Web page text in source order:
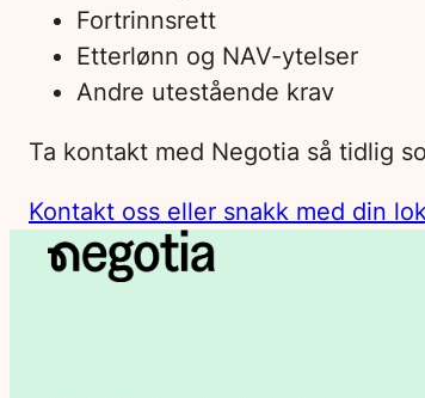
Fortrinnsrett
Etterlønn og NAV-ytelser
Andre utestående krav
Ta kontakt med Negotia så tidlig
Kontakt oss eller snakk med din